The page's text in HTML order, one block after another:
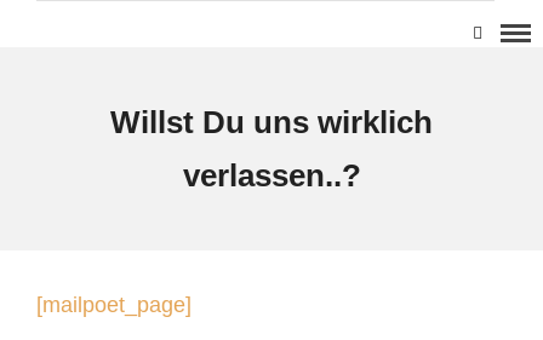
Willst Du uns wirklich
verlassen..?
[mailpoet_page]